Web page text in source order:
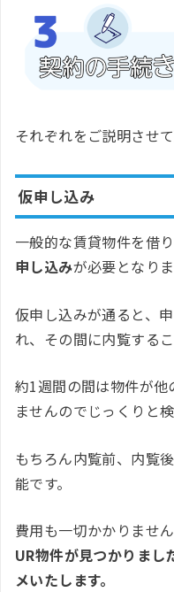
それぞれをご説明させて
仮申し込み
一般的な賃貸物件を借
申し込みが必要となりま
仮申し込みが通ると、
れ、その間に内覧する
約1週間の間は物件が
ませんのでじっくりと
もちろん内覧前、内覧
能です。
費用も一切かかりませ
UR物件が見つかりまし
メいたします。